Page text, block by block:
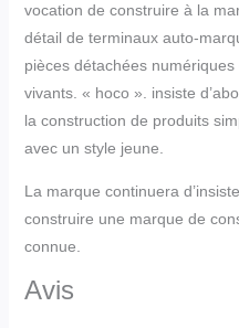
vocation de construire à la
détail de terminaux auto-
pièces détachées
vivants. « hoco ». insiste
la construction de produits
avec un style jeune.
La marque continuera
construire une marque de
connue.
Avis